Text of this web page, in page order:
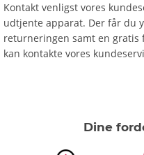
Kontakt venligst vores
udtjente apparat. Der får du
returneringen samt en
kan kontakte vores
Dine